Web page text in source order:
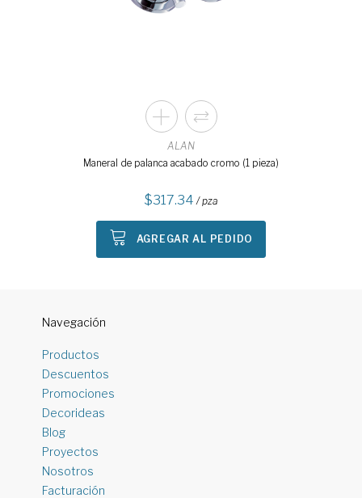
ALAN
Maneral de palanca acabado cromo (1 pieza)
317.34 / pza
AGREGAR AL PEDIDO
Navegación
Productos
Descuentos
Promociones
Decorideas
Blog
Proyectos
Nosotros
Facturación